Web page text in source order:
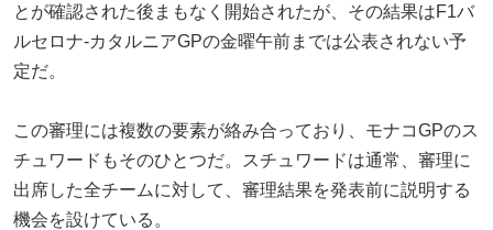
とが確認された後まもなく開始されたが、その結果はF1バ
ルセロナ-カタルニアGPの金曜午前までは公表されない予
定だ。
この審理には複数の要素が絡み合っており、モナコGPのス
チュワードもそのひとつだ。スチュワードは通常、審理に
出席した全チームに対して、審理結果を発表前に説明する
機会を設けている。